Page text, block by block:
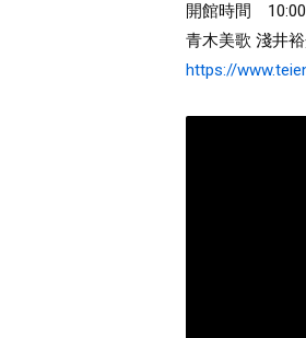
開館時間 10:00
青木美歌 淺井
https://